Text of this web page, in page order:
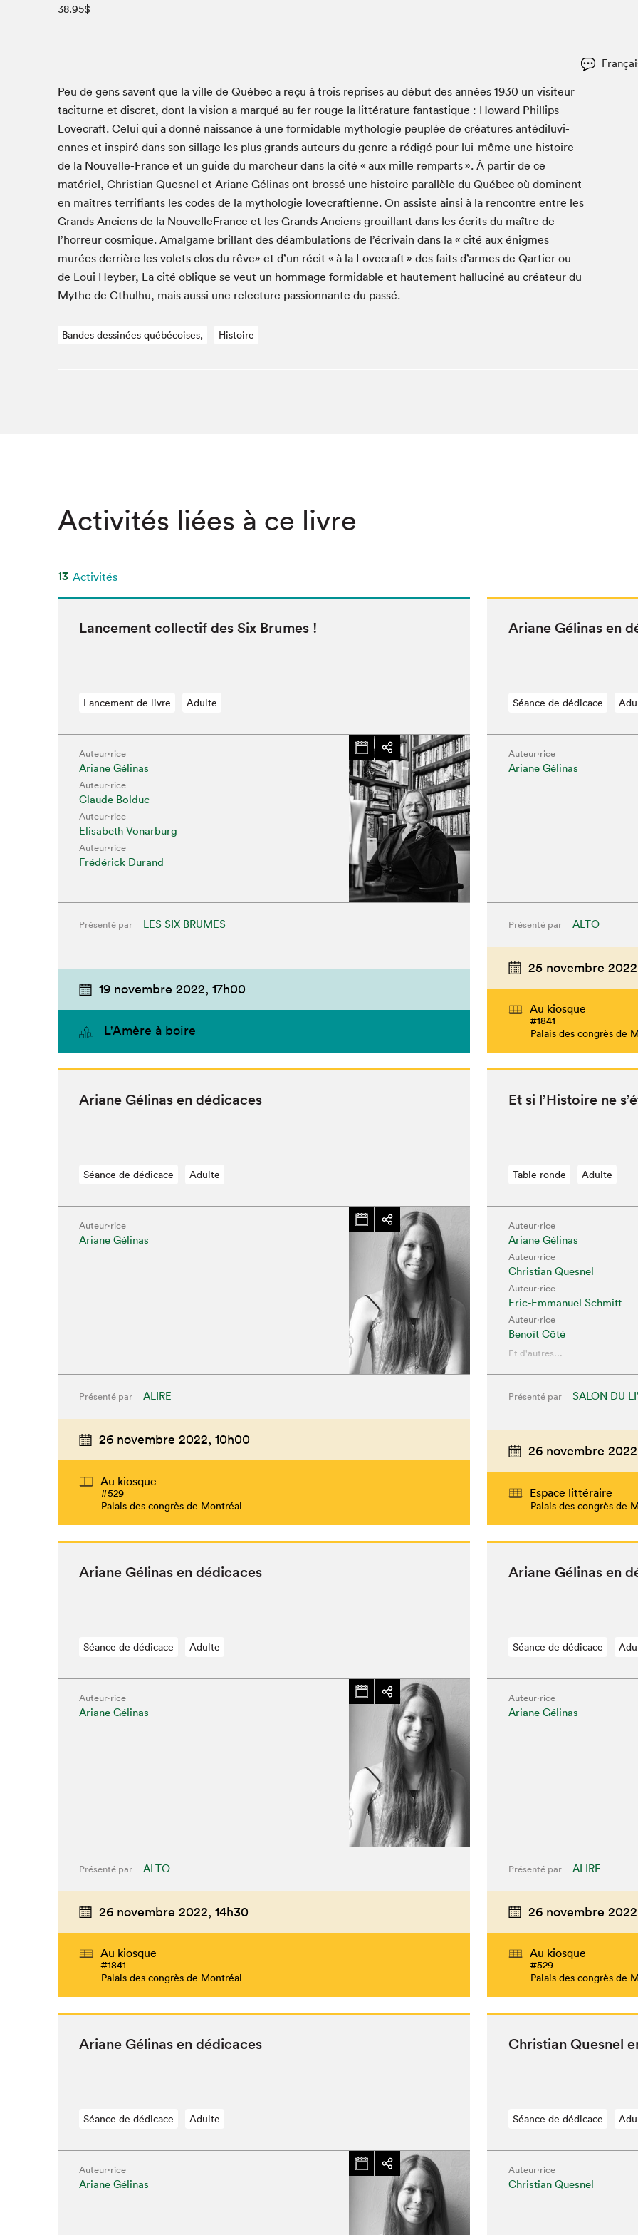
Le grand jeu de lecture à voix haute du Salon
Liseur Public
Espace Montréal-Nord
Vitrine du Festival littéraire international Metropolis
bleu
Tapis rouge des écrivain·e·s
La lecture en cadeau
Zone Manga
L'Aparté
La Grande tournée de Bologne (Coin de survie des
illustrateur·rice·s)
SLM PRO
Espace jeunesse Desjardins
Archives
SLM 2020
Que cherchez-vous?
38.95$
Peu de gens savent que la ville de Québec a reçu à trois repris­es au début des années 1930 un vis­i­teur
tac­i­turne et dis­cret, dont la vision a mar­qué au fer rouge la lit­téra­ture fan­tas­tique : Howard Phillips
Love­craft. Celui qui a don­né nais­sance à une for­mi­da­ble mytholo­gie peu­plée de créa­tures antédilu­vi­
ennes et inspiré dans son sil­lage les plus grands auteurs du genre a rédigé pour lui-même une his­toire
de la Nou­velle-France et un guide du marcheur dans la cité « aux mille rem­parts ». À par­tir de ce
matériel, Chris­t­ian Ques­nel et Ari­ane Géli­nas ont brossé une his­toire par­al­lèle du Québec où domi­nent
en maîtres ter­ri­fi­ants les codes de la mytholo­gie love­crafti­enne. On assiste ain­si à la ren­con­tre entre les
Grands Anciens de la Nou­velle­France et les Grands Anciens grouil­lant dans les écrits du maître de
l’horreur cos­mique. Amal­game bril­lant des déam­bu­la­tions de l’écrivain dans la « cité aux énigmes
murées der­rière les volets clos du rêve» et d’un réc­it « à la Love­craft » des faits d’armes de Qarti­er ou
de Loui Hey­ber, La cité oblique se veut un hom­mage for­mi­da­ble et haute­ment hal­lu­ciné au créa­teur du
Mythe de Cthul­hu, mais aus­si une relec­ture pas­sion­nante du passé.
Bandes dessinées québécoises, Histoire
Activités liées à ce livre
13 Activités
Lance­ment col­lec­tif des Six Brumes !
Lancement de livre Adulte
Auteur·rice
Ariane Gélinas
Auteur·rice
Claude Bolduc
Auteur·rice
Elisabeth Vonarburg
Auteur·rice
Frédérick Durand
Présenté par LES SIX BRUMES
19 novembre 2022, 17h00
L'Amère à boire
Ari­ane Géli­nas en
Séance de dédicace
Auteur·rice
Ariane Gélinas
Présenté par ALTO
25 novembre
Au kiosque
#1841
Palais des congrès de
Ari­ane Géli­nas en dédicaces
Séance de dédicace Adulte
Auteur·rice
Ariane Gélinas
Présenté par ALIRE
26 novembre 2022, 10h00
Au kiosque
#529
Palais des congrès de Montréal
Et si l’His­toire ne
Table ronde Adulte
Auteur·rice
Ariane Gélinas
Auteur·rice
Christian Quesnel
Auteur·rice
Eric-Emmanuel Schmitt
Auteur·rice
Benoît Côté
Et d'autres...
Présenté par SALON DU
26 novembre
Espace littéraire
Palais des congrès de
Ari­ane Géli­nas en dédicaces
Séance de dédicace Adulte
Auteur·rice
Ariane Gélinas
Présenté par ALTO
26 novembre 2022, 14h30
Au kiosque
#1841
Palais des congrès de Montréal
Ari­ane Géli­nas en
Séance de dédicace
Auteur·rice
Ariane Gélinas
Présenté par ALIRE
26 novembre
Au kiosque
#529
Palais des congrès de
Ari­ane Géli­nas en dédicaces
Séance de dédicace Adulte
Auteur·rice
Ariane Gélinas
Chris­t­ian Ques­nel
Séance de dédicace
Auteur·rice
Christian Quesnel